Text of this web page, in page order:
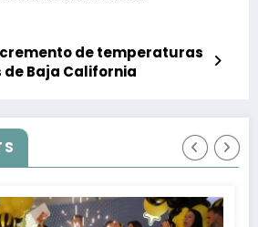
de temperaturas
de Baja California